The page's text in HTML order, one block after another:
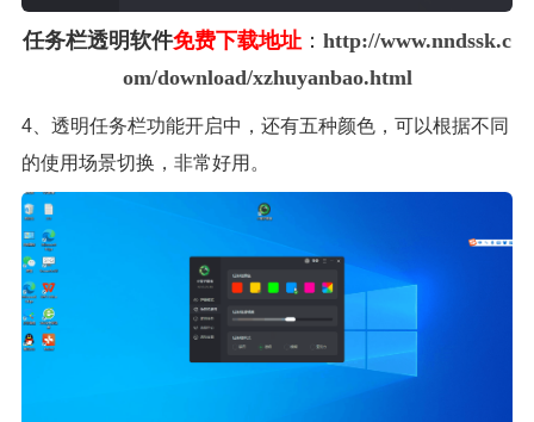
任务栏透明软件免费下载地址 ： http://www.nndssk.c
om/download/xzhuyanbao.html
4、透明任务栏功能开启中，还有五种颜色，可以根据不同
的使用场景切换，非常好用。